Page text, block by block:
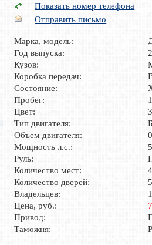
Показать номер телефона
Отправить письмо
Марка, модель:
Год выпуска:
Кузов:
Коробка передач:
Состояние:
Пробег:
Цвет:
Тип двигателя:
Объем двигателя:
Мощность л.с.:
Руль:
Количество мест:
4
Количество дверей:
5
Владельцев:
1
Цена, руб.:
Привод:
Таможня: